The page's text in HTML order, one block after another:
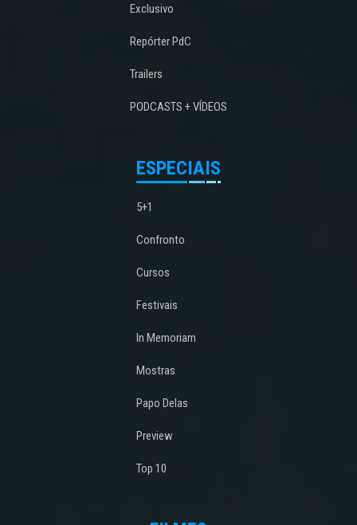
Exclusivo
Repórter PdC
Trailers
PODCASTS + VÍDEOS
ESPECIAIS
5+1
Confronto
Cursos
Festivais
In Memoriam
Mostras
Papo Delas
Preview
Top 10